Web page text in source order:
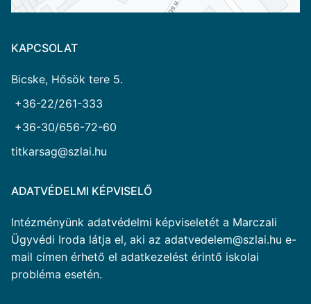
KAPCSOLAT
Bicske, Hősök tere 5.
+36-22/261-333
+36-30/656-72-60
titkarsag@szlai.hu
ADATVÉDELMI KÉPVISELŐ
Intézményünk adatvédelmi képviseletét a Marczali
Ügyvédi Iroda látja el, aki az adatvedelem@szlai.hu e-
mail címen érhető el adatkezelést érintő iskolai
probléma esetén.